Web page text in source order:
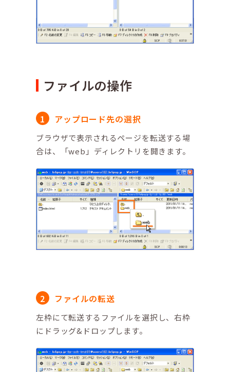
ファイルの操作
アップロード先の選択
ブラウザで表示されるページを転送する場
合は、「web」ディレクトリを開きます。
ファイルの転送
左枠にて転送するファイルを選択し、右枠
にドラッグ&ドロップします。